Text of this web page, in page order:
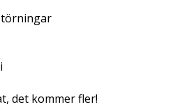
det kommer fler!